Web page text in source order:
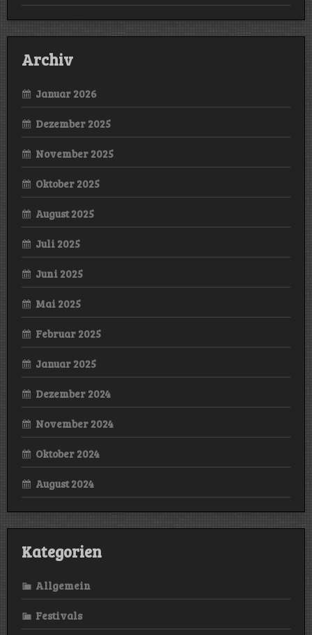
Archiv
Januar 2026
Dezember 2025
November 2025
Oktober 2025
August 2025
Juli 2025
Juni 2025
Mai 2025
Februar 2025
Januar 2025
Dezember 2024
November 2024
Oktober 2024
August 2024
Kategorien
Allgemein
Festivals